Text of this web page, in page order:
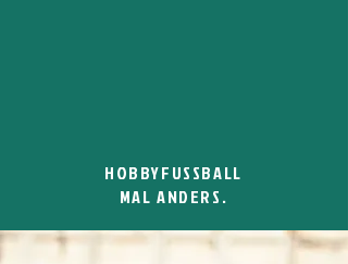
HOBBYFUSSBALL
MAL ANDERS.